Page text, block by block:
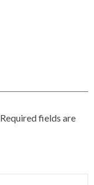
Required fields are